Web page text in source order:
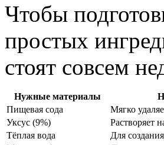
Чтобы
простых
стоят совсем
Нужные материалы
Пищевая сода
Мягко
Уксус (9%)
Растворяет
Тёплая вода
Для